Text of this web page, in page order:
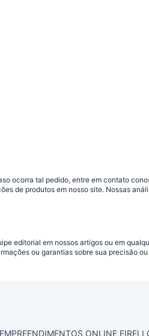
ocorra tal pedido, entre em contato
de produtos em nosso site. Nossas
editorial em nossos artigos ou em
ou garantias sobre sua precisão
ONLINE